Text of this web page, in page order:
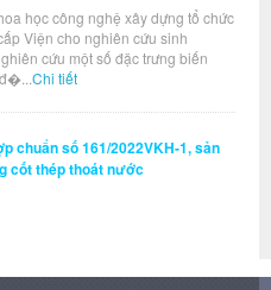
học công nghệ xây dựng tổ chức
Viện cho nghiên cứu sinh
cứu một số đặc trưng biến
Chi tiết
chuẩn số 161/2022VKH-1, sản
cốt thép thoát nước